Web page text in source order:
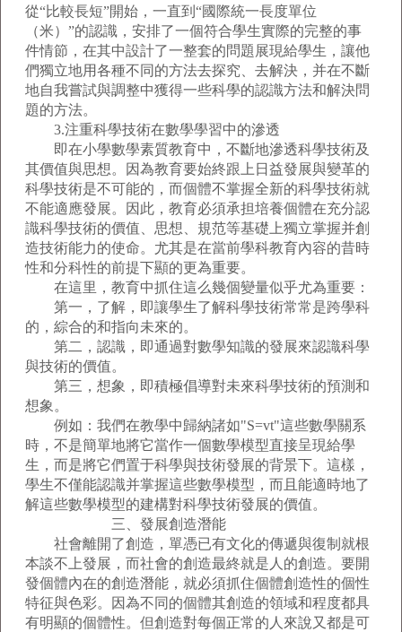
從“比較長短”開始，一直到“國際統一長度單位
（米）”的認識，安排了一個符合學生實際的完整的事
件情節，在其中設計了一整套的問題展現給學生，讓他
們獨立地用各種不同的方法去探究、去解決，并在不斷
地自我嘗試與調整中獲得一些科學的認識方法和解決問
題的方法。
3.注重科學技術在數學學習中的滲透
即在小學數學素質教育中，不斷地滲透科學技術及
其價值與思想。因為教育要始終跟上日益發展與變革的
科學技術是不可能的，而個體不掌握全新的科學技術就
不能適應發展。因此，教育必須承担培養個體在充分認
識科學技術的價值、思想、規范等基礎上獨立掌握并創
造技術能力的使命。尤其是在當前學科教育內容的昔時
性和分科性的前提下顯的更為重要。
在這里，教育中抓住這么幾個變量似乎尤為重要：
第一，了解，即讓學生了解科學技術常常是跨學科
的，綜合的和指向未來的。
第二，認識，即通過對數學知識的發展來認識科學
與技術的價值。
第三，想象，即積極倡導對未來科學技術的預測和
想象。
例如：我們在教學中歸納諸如"S=vt"這些數學關系
時，不是簡單地將它當作一個數學模型直接呈現給學
生，而是將它們置于科學與技術發展的背景下。這樣，
學生不僅能認識并掌握這些數學模型，而且能適時地了
解這些數學模型的建構對科學技術發展的價值。
三、發展創造潛能
社會離開了創造，單憑已有文化的傳遞與復制就根
本談不上發展，而社會的創造最終就是人的創造。要開
發個體內在的創造潛能，就必須抓住個體創造性的個性
特征與色彩。因為不同的個體其創造的領域和程度都具
有明顯的個體性。但創造對每個正常的人來說又都是可